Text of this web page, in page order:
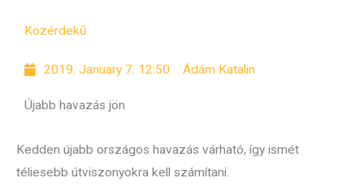
Közérdekű
2019. January 7. 12:50 Ádám Katalin
Újabb havazás jön
Kedden újabb országos havazás várható, így ismét
téliesebb útviszonyokra kell számítani.